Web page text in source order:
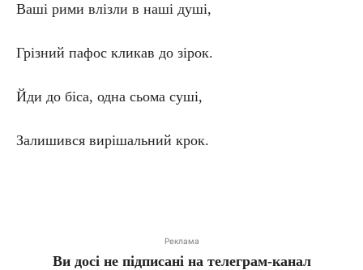
Ваші рими влізли в наші душі,
Грізний пафос кликав до зірок.
Йди до біса, одна сьома суші,
Залишився вирішальний крок.
Реклама
Ви досі не підписані на телеграм-канал